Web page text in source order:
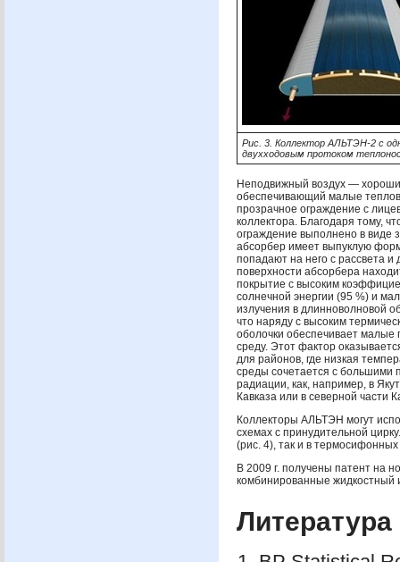
Рис. 3. Коллектор АЛЬТЭН-2 с
двухходовым протоком
Неподвижный воздух —
обеспечивающий малые
прозрачное ограждение с
коллектора. Благодаря тому,
ограждение выполнено в виде
абсорбер имеет выпуклую
попадают на него с рассвета и
поверхности абсорбера
покрытие с высоким
солнечной энергии (95 %) и
излучения в длинноволновой
что наряду с высоким
оболочки обеспечивает
среду. Этот фактор
для районов, где низкая
среды сочетается с большими
радиации, как, например, в
Кавказа или в северной части
Коллекторы АЛЬТЭН могут
схемах с принудительной
(рис. 4), так и в
В 2009 г. получены патент на
комбинированные жидкостный
Литература